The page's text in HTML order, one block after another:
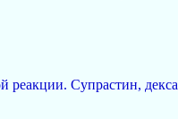
реакции. Супрастин,